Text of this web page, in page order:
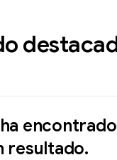
encontrado
resultado.